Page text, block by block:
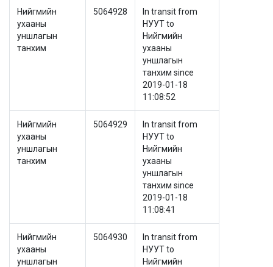
Нийгмийн
ухааны
уншлагын
танхим
5064928
In transit from
НУУТ to
Нийгмийн
ухааны
уншлагын
танхим since
2019-01-18
11:08:52
Нийгмийн
ухааны
уншлагын
танхим
5064929
In transit from
НУУТ to
Нийгмийн
ухааны
уншлагын
танхим since
2019-01-18
11:08:41
Нийгмийн
ухааны
уншлагын
5064930
In transit from
НУУТ to
Нийгмийн